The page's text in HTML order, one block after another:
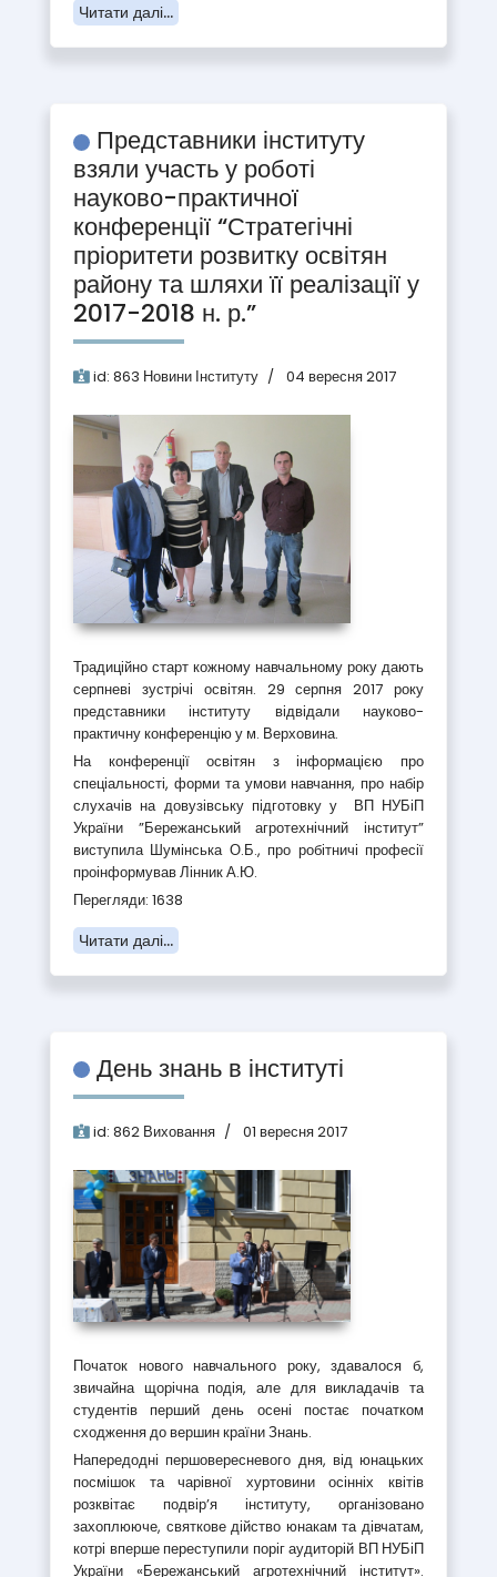
Читати далі...
Представники інституту
взяли участь у роботі
науково-практичної
конференції “Стратегічні
пріоритети розвитку освітян
району та шляхи її реалізації у
2017-2018 н. р.”
id: 863 Новини Інституту 04 вересня 2017
Традиційно старт кожному навчальному року дають
серпневі зустрічі освітян. 29 серпня 2017 року
представники інституту відвідали науково-
практичну конференцію у м. Верховина.
На конференції освітян з інформацією про
спеціальності, форми та умови навчання, про набір
слухачів на довузівську підготовку у ВП НУБіП
України ”Бережанський агротехнічний інститут”
виступила Шумінська О.Б., про робітничі професії
проінформував Лінник А.Ю.
Перегляди: 1638
Читати далі...
День знань в інституті
id: 862 Виховання 01 вересня 2017
Початок нового навчального року, здавалося б,
звичайна щорічна подія, але для викладачів та
студентів перший день осені постає початком
сходження до вершин країни Знань.
Напередодні першовересневого дня, від юнацьких
посмішок та чарівної хуртовини осінніх квітів
розквітає подвір’я інституту, організовано
захоплююче, святкове дійство юнакам та дівчатам,
котрі вперше переступили поріг аудиторій ВП НУБіП
України «Бережанський агротехнічний інститут».